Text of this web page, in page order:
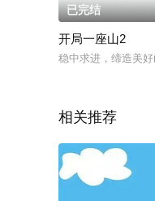
已完结
开局一座山2
稳中求进，缔造美好
相关推荐